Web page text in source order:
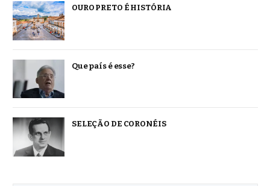
OURO PRETO É HISTÓRIA
Que país é esse?
SELEÇÃO DE CORONÉIS